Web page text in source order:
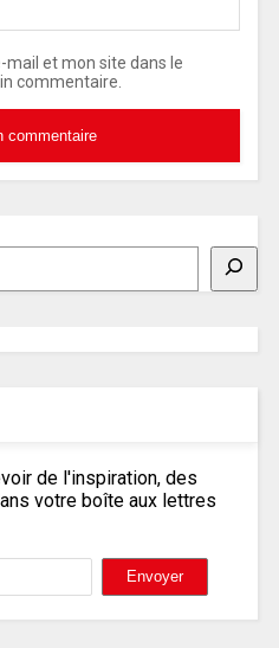
mail et mon site dans le
commentaire.
de l'inspiration, des
votre boîte aux lettres